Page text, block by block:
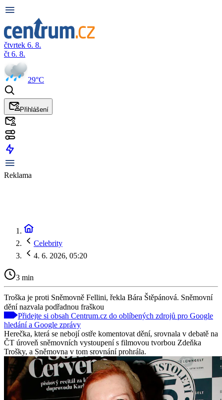
čtvrtek 6. 8.
čt 6. 8.
29°C
Přihlášení
Reklama
Celebrity
4. 6. 2026, 05:20
3 min
Troška je proti Sněmovně Fellini, řekla Bára Štěpánová. Sněmovní
dění nazvala podřadnou fraškou
Přidejte si obsah Centrum.cz do oblíbených zdrojů pro Google
hledání a Google zprávy
Herečka, která se nebojí ostře komentovat dění, srovnala v debatě na
ČT úroveň sněmovních vystoupení s filmovou tvorbou Zdeňka
Trošky, a Sněmovna v tom srovnání prohrála.